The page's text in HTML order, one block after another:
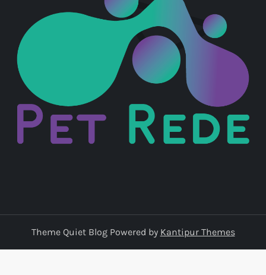
Theme Quiet Blog Powered by Kantipur Themes